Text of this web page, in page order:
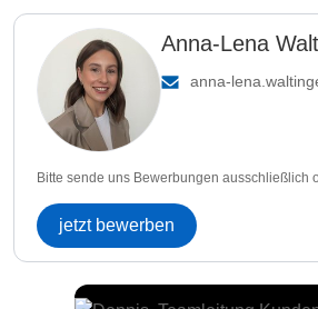
Anna-Lena
anna-
Bitte sende uns Bewerbungen ausschließlich
jetzt bewerben